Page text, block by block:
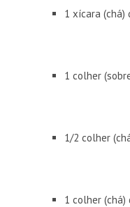
1 xícara (chá)
1 colher
1/2 colher
1 colher (chá)